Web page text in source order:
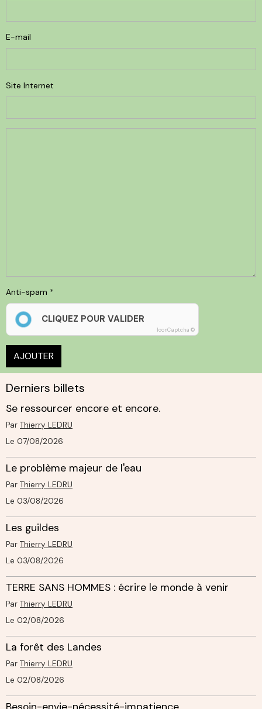
E-mail
Site Internet
Anti-spam
CLIQUEZ POUR VALIDER
IconCaptcha ©
AJOUTER
Derniers billets
Se ressourcer encore et encore.
Par Thierry LEDRU
Le 07/08/2026
Le problème majeur de l'eau
Par Thierry LEDRU
Le 03/08/2026
Les guildes
Par Thierry LEDRU
Le 03/08/2026
TERRE SANS HOMMES : écrire le monde à venir
Par Thierry LEDRU
Le 02/08/2026
La forêt des Landes
Par Thierry LEDRU
Le 02/08/2026
Besoin-envie-nécessité-impatience